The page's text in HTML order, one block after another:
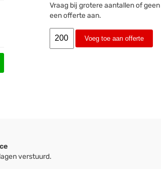
Vraag bij grotere aantallen of
een offerte aan.
Voeg toe aan offerte
verstuurd.